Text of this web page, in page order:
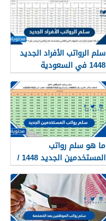
سلم الرواتب الأفراد الجديد
1448 في السعودية
ما هو سلم رواتب
المستخدمين الجديد 1448 /
2026